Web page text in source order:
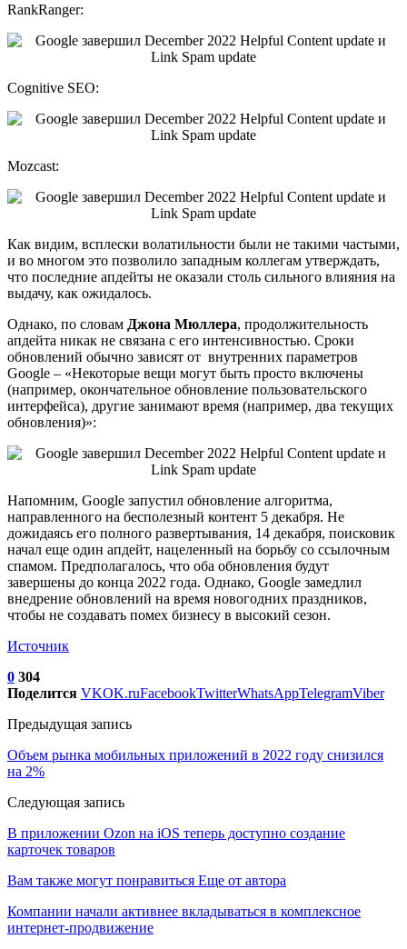
RankRanger:
Cognitive SEO:
Mozcast:
Как видим, всплески волатильности были не такими частыми,
и во многом это позволило западным коллегам утверждать,
что последние апдейты не оказали столь сильного влияния на
выдачу, как ожидалось.
Однако, по словам Джона Мюллера, продолжительность
апдейта никак не связана с его интенсивностью. Сроки
обновлений обычно зависят от внутренних параметров
Google – «Некоторые вещи могут быть просто включены
(например, окончательное обновление пользовательского
интерфейса), другие занимают время (например, два текущих
обновления)»:
Напомним, Google запустил обновление алгоритма,
направленного на бесполезный контент 5 декабря. Не
дожидаясь его полного развертывания, 14 декабря, поисковик
начал еще один апдейт, нацеленный на борьбу со ссылочным
спамом. Предполагалось, что оба обновления будут
завершены до конца 2022 года. Однако, Google замедлил
внедрение обновлений на время новогодних праздников,
чтобы не создавать помех бизнесу в высокий сезон.
Источник
0 304
Поделится VKOK.ruFacebookTwitterWhatsAppTelegramViber
Предыдущая запись
Объем рынка мобильных приложений в 2022 году снизился
на 2%
Следующая запись
В приложении Ozon на iOS теперь доступно создание
карточек товаров
Вам также могут понравиться Еще от автора
Компании начали активнее вкладываться в комплексное
интернет-продвижение